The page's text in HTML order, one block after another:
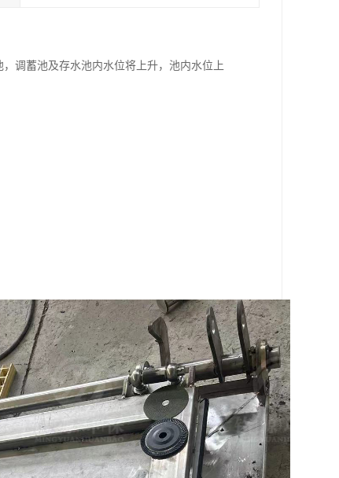
调蓄池及存水池内水位将上升，池内水位上